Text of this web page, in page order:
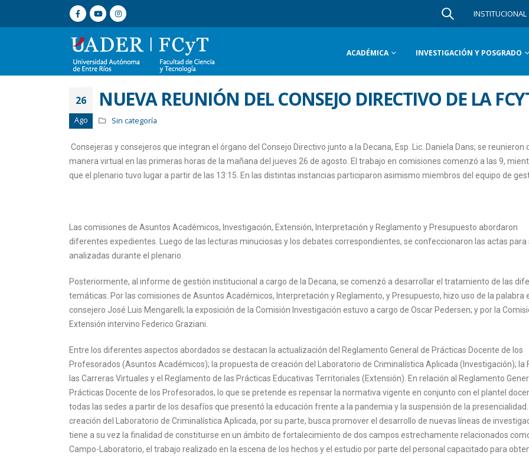
INSTITUCIONAL
ACADÉMICA INVESTIGACIÓN Y POSGRADO
26
Ago
NUEVA REUNIÓN DEL CONSEJO DIRECTIVO DE LA
Sin categoría
Consejeras y consejeros que integran el órgano del Consejo Directivo junto a la Decana, Esp. Lic. Daniela Dans; se reunieron
manera virtual en las primeras horas de la mañana del jueves 26 de agosto. El trabajo en comisiones comenzó a las 9,
que el plenario tuvo lugar a partir de las 13:15. En las distintas instancias participaron asimismo miembros del equipo de
Las comisiones de Asuntos Académicos, Investigación, Extensión, Interpretación y Reglamento y Presupuesto abordaron
diferentes expedientes. Luego de las lecturas minuciosas y los debates correspondientes, se confeccionaron las actas para
analizadas durante el plenario.
Posteriormente, al informe de gestión institucional a cargo de la Decana, se comenzó a desarrollar el tratamiento de las
temáticas. Por las comisiones de Asuntos Académicos, Interpretación y Reglamento, y Presupuesto, hizo uso de la palabra
consejero José Luis Mengarelli; la exposición de la Comisión Investigación estuvo a cargo de Oscar Pedersen; y por la
Extensión intervino Federico Graziani.
Entre los diferentes aspectos abordados se destacan la actualización del Reglamento General de Prácticas Docente de los
Profesorados (Asuntos Académicos); la propuesta de creación del Laboratorio de Criminalística Aplicada (Investigación); la
las Carreras Virtuales y el Reglamento de las Prácticas Educativas Territoriales (Extensión). En relación al Reglamento
Prácticas Docente de los Profesorados, lo que se pretende es repensar la normativa vigente en conjunto con el plantel
todas las sedes a partir de los desafíos que presentó la educación frente a la pandemia y la suspensión de la presencialidad.
creación del Laboratorio de Criminalística Aplicada, por su parte, busca promover el desarrollo de nuevas líneas de
tiene a su vez la finalidad de constituirse en un ámbito de fortalecimiento de dos campos estrechamente relacionados
Campo-Laboratorio, el trabajo realizado en la escena de los hechos y el estudio por parte del personal capacitado para